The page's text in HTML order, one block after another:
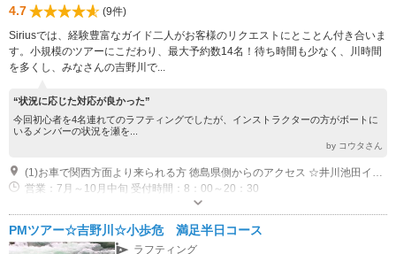
4.7
(9件)
Siriusでは、経験豊富なガイド二人がお客様のリクエストにとことん付き合いま
す。小規模のツアーにこだわり、最大予約数14名！待ち時間も少なく、川時間
を多くし、みなさんの吉野川で...
“状況に応じた対応が良かった”
今回初心者を4名連れてのラフティングでしたが、インストラクターの方がボートに
いるメンバーの状況を瀬を...
by コウタさん
営業：7月～10月中旬 受付時間：8：00～20：30
PMツアー☆吉野川☆小歩危 満足半日コース
ラフティング